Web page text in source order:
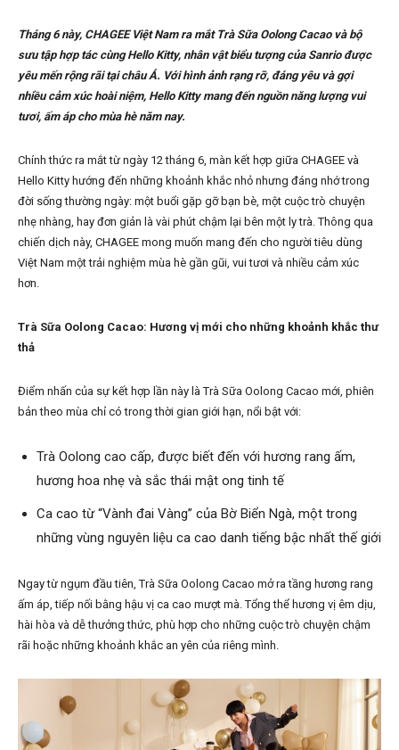
Tháng 6 này, CHAGEE Việt Nam ra mắt Trà Sữa Oolong Cacao và bộ
sưu tập hợp tác cùng Hello Kitty, nhân vật biểu tượng của Sanrio được
yêu mến rộng rãi tại châu Á. Với hình ảnh rạng rỡ, đáng yêu và gợi
nhiều cảm xúc hoài niệm, Hello Kitty mang đến nguồn năng lượng vui
tươi, ấm áp cho mùa hè năm nay.
Chính thức ra mắt từ ngày 12 tháng 6, màn kết hợp giữa CHAGEE và
Hello Kitty hướng đến những khoảnh khắc nhỏ nhưng đáng nhớ trong
đời sống thường ngày: một buổi gặp gỡ bạn bè, một cuộc trò chuyện
nhẹ nhàng, hay đơn giản là vài phút chậm lại bên một ly trà. Thông qua
chiến dịch này, CHAGEE mong muốn mang đến cho người tiêu dùng
Việt Nam một trải nghiệm mùa hè gần gũi, vui tươi và nhiều cảm xúc
hơn.
Trà Sữa Oolong Cacao: Hương vị mới cho những khoảnh khắc thư
thả
Điểm nhấn của sự kết hợp lần này là Trà Sữa Oolong Cacao mới, phiên
bản theo mùa chỉ có trong thời gian giới hạn, nổi bật với:
Trà Oolong cao cấp, được biết đến với hương rang ấm,
hương hoa nhẹ và sắc thái mật ong tinh tế
Ca cao từ “Vành đai Vàng” của Bờ Biển Ngà, một trong
những vùng nguyên liệu ca cao danh tiếng bậc nhất thế giới
Ngay từ ngụm đầu tiên, Trà Sữa Oolong Cacao mở ra tầng hương rang
ấm áp, tiếp nối bằng hậu vị ca cao mượt mà. Tổng thể hương vị êm dịu,
hài hòa và dễ thưởng thức, phù hợp cho những cuộc trò chuyện chậm
rãi hoặc những khoảnh khắc an yên của riêng mình.